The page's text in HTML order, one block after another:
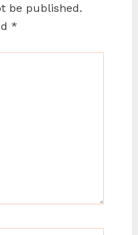
be published.
*